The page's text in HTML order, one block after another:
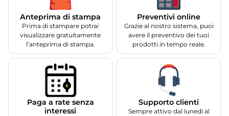
Anteprima di stampa
Prima di stampare potrai
visualizzare gratuitamente
l’anteprima di stampa.
Preventivi online
Grazie al nostro sistema, puoi
avere il preventivo dei tuoi
prodotti in tempo reale.
Paga a rate senza
interessi
Supporto clienti
Sempre attivo dal lunedì al